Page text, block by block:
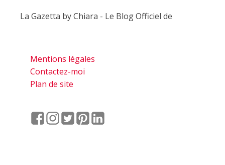
La Gazetta by Chiara - Le Blog Officiel de
Mentions légales
Contactez-moi
Plan de site